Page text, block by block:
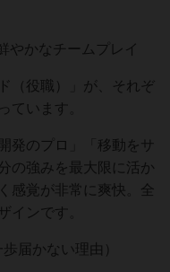
やかなチームプレイ
（役職）」が、それぞ
ています。
発のプロ」「移動をサ
の強みを最大限に活か
感覚が非常に爽快。全
インです。
届かない理由）